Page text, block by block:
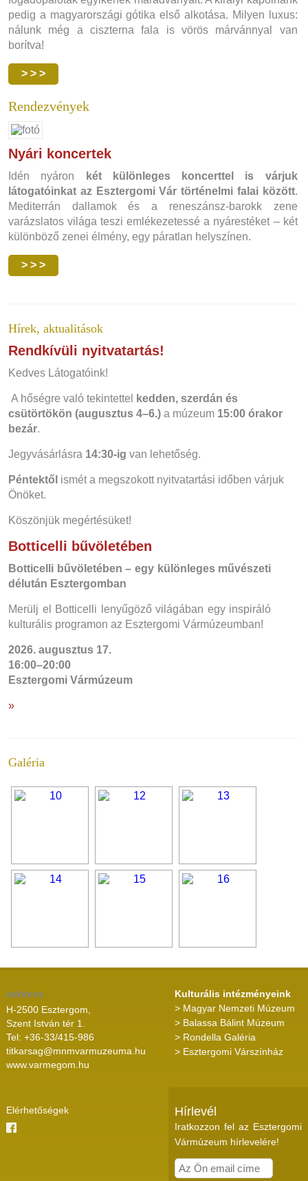
pedig a magyarországi gótika első alkotása. Milyen luxus:
nálunk még a ciszterna fala is vörös márvánnyal van
borítva!
> > >
Rendezvények
Nyári koncertek
Idén nyáron
két különleges koncerttel is várjuk
látogatóinkat az Esztergomi Vár történelmi falai között.
Mediterrán dallamok és a reneszánsz-barokk zene
varázslatos világa teszi emlékezetessé a nyárestéket – két
különböző zenei élmény, egy páratlan helyszínen.
> > >
Hírek, aktualitások
Rendkívüli nyitvatartás!
Kedves Látogatóink!
A hőségre való tekintettel
kedden, szerdán és
csütörtökön (augusztus 4–6.) a múzeum 15:00 órakor
bezár.
Jegyvásárlásra 14:30-ig van lehetőség.
Péntektől ismét a megszokott nyitvatartási időben várjuk
Önöket.
Köszönjük megértésüket!
Botticelli bűvöletében
Botticelli bűvöletében – egy különleges művészeti
délután Esztergomban
Merülj el Botticelli lenyűgöző világában egy inspiráló
kulturális programon az Esztergomi Vármúzeumban!
2026. augusztus 17.
16:00–20:00
Esztergomi Vármúzeum
»
Galéria
address
H-2500 Esztergom,
Szent István tér 1.
Tel: +36-33/415-986
titkarsag@mnmvarmuzeuma.hu
www.varmegom.hu
Kulturális intézményeink
> Magyar Nemzeti Múzeum
> Balassa Bálint Múzeum
> Rondella Galéria
> Esztergomi Várszínház
Elérhetőségek Hírlevél
Iratkozzon fel az Esztergomi
Vármúzeum hírlevelére!